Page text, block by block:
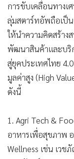
การขับเคลื่อนทางเ
ลุ่มสตาร์ทอัพถือเป็น
ให้นำความคิดสร้าง
พัฒนาสินค้าและบริ
สู่ยุคประเทศไทย
มูลค่าสูง (High
ดังนี้
1. Agri Tech &
อาหารเพื่อสุขภาพ
Wellness เช่น เว